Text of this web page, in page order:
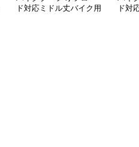
ド対応ミドル丈バイク用
ド対